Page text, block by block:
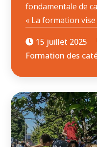
fondamentale de
« La formation vise
15 juillet 2025
Formation des